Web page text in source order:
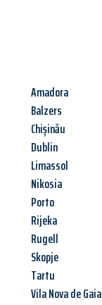
Amadora
Balzers
Chișinău
Dublin
Limassol
Nikosia
Porto
Rijeka
Rugell
Skopje
Tartu
Vila Nova de Gaia